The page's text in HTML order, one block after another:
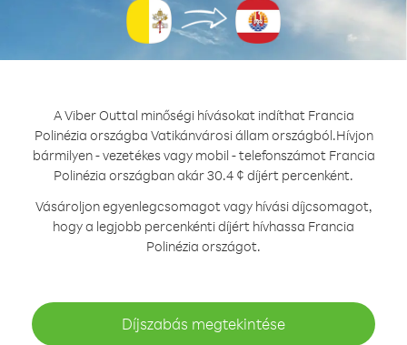
A Viber Outtal minőségi hívásokat indíthat Francia
Polinézia országba Vatikánvárosi állam országból.Hívjon
bármilyen - vezetékes vagy mobil - telefonszámot Francia
Polinézia országban akár 30.4 ¢ díjért percenként.
Vásároljon egyenlegcsomagot vagy hívási díjcsomagot,
hogy a legjobb percenkénti díjért hívhassa Francia
Polinézia országot.
Díjszabás megtekintése